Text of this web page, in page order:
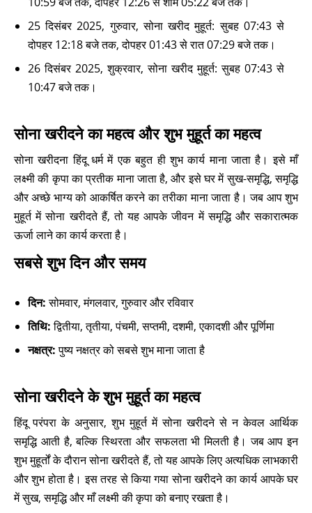
25 दिसंबर 2025, गुरुवार, सोना खरीद मुहूर्त: सुबह 07:43 से
दोपहर 12:18 बजे तक, दोपहर 01:43 से रात 07:29 बजे तक।
26 दिसंबर 2025, शुक्रवार, सोना खरीद मुहूर्त: सुबह 07:43 से
10:47 बजे तक।
सोना खरीदने का महत्व और शुभ मुहूर्त का महत्व
सोना खरीदना हिंदू धर्म में एक बहुत ही शुभ कार्य माना जाता है। इसे माँ
लक्ष्मी की कृपा का प्रतीक माना जाता है, और इसे घर में सुख-समृद्धि, समृद्धि
और अच्छे भाग्य को आकर्षित करने का तरीका माना जाता है। जब आप शुभ
मुहूर्त में सोना खरीदते हैं, तो यह आपके जीवन में समृद्धि और सकारात्मक
ऊर्जा लाने का कार्य करता है।
सबसे शुभ दिन और समय
दिन:सोमवार, मंगलवार, गुरुवार और रविवार
तिथि:द्वितीया, तृतीया, पंचमी, सप्तमी, दशमी, एकादशी और पूर्णिमा
नक्षत्र:पुष्य नक्षत्र को सबसे शुभ माना जाता है
सोना खरीदने के शुभ मुहूर्त का महत्व
हिंदू परंपरा के अनुसार, शुभ मुहूर्त में सोना खरीदने से न केवल आर्थिक
समृद्धि आती है, बल्कि स्थिरता और सफलता भी मिलती है। जब आप इन
शुभ मुहूर्तों के दौरान सोना खरीदते हैं, तो यह आपके लिए अत्यधिक लाभकारी
और शुभ होता है। इस तरह से किया गया सोना खरीदने का कार्य आपके घर
में सुख, समृद्धि और माँ लक्ष्मी की कृपा को बनाए रखता है।